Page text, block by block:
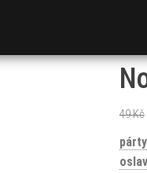
49Kč
párty